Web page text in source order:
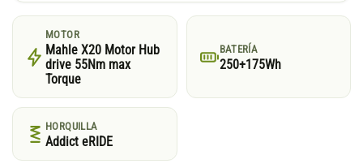
MOTOR
Mahle X20 Motor Hub
drive 55Nm max
Torque
BATERÍA
250+175Wh
HORQUILLA
Addict eRIDE